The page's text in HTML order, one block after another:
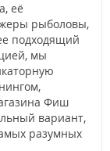
её
рыболовы,
подходящий
мы
Фиш
вариант,
разумных